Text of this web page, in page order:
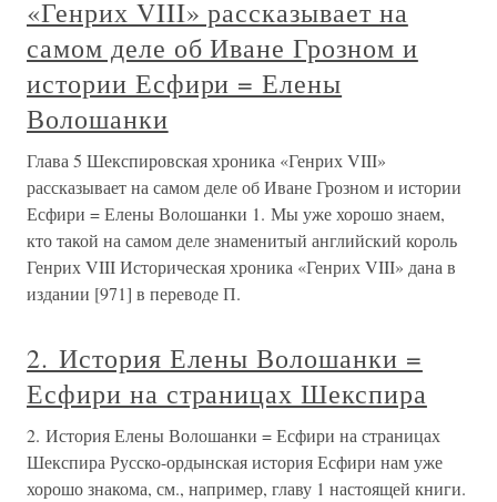
«Генрих VIII» рассказывает на
самом деле об Иване Грозном и
истории Есфири = Елены
Волошанки
Глава 5 Шекспировская хроника «Генрих VIII»
рассказывает на самом деле об Иване Грозном и истории
Есфири = Елены Волошанки 1. Мы уже хорошо знаем,
кто такой на самом деле знаменитый английский король
Генрих VIII Историческая хроника «Генрих VIII» дана в
издании [971] в переводе П.
2. История Елены Волошанки =
Есфири на страницах Шекспира
2. История Елены Волошанки = Есфири на страницах
Шекспира Русско-ордынская история Есфири нам уже
хорошо знакома, см., например, главу 1 настоящей книги.